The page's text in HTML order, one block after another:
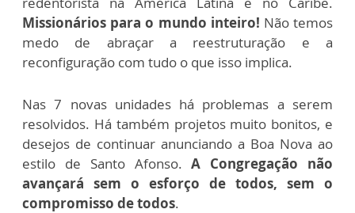
Missionários para o mundo inteiro! Não temos
medo de abraçar a reestruturação e a
reconfiguração com tudo o que isso implica.
Nas 7 novas unidades há problemas a serem
resolvidos. Há também projetos muito bonitos, e
desejos de continuar anunciando a Boa Nova ao
estilo de Santo Afonso.A Congregação não
avançará sem o esforço de todos, sem o
compromisso de todos.